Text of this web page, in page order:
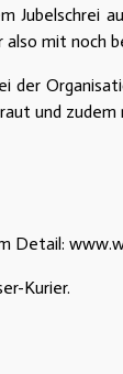
mit noch
der
und
Detail:
Kurier.